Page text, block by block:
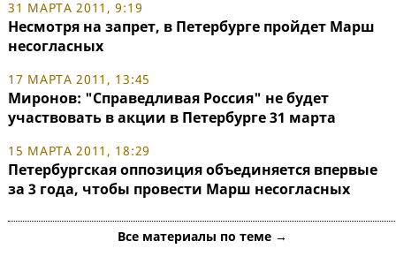
31 МАРТА 2011, 9:19
Несмотря на запрет, в Петербурге пройдет Марш
несогласных
17 МАРТА 2011, 13:45
Миронов: "Справедливая Россия" не будет
участвовать в акции в Петербурге 31 марта
15 МАРТА 2011, 18:29
Петербургская оппозиция объединяется впервые
за 3 года, чтобы провести Марш несогласных
Все материалы по теме →